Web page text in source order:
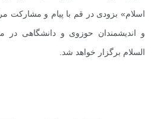
اسلام» بزودی در قم با پیام و مشارکت
و اندیشمندان حوزوی و دانشگاهی در
السلام برگزار خواهد شد.